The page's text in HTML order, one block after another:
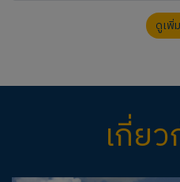
ดูเพิ่
เกี่ย